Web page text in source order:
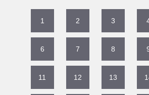
1 2 3
6 7 8
11 12 13